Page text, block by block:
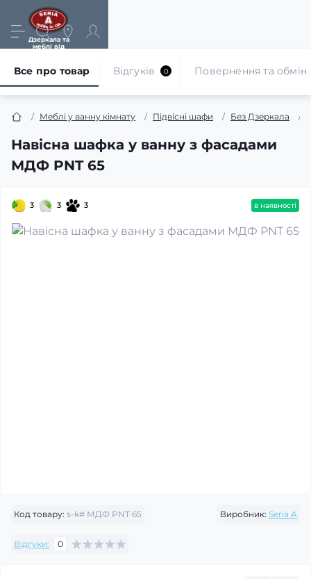
Дзеркала та
меблі від
Меблі у ванну кімнату Підвісні шафи Без Дзеркала
Навісна шафка у ванну з фасадами
МДФ PNT 65
Все про товар Відгуків 0 Повернення та обмін
3 3 3 в наявності
Код товару: s-k# МДФ PNT 65 Виробник: Seria A
Відгуки: 0